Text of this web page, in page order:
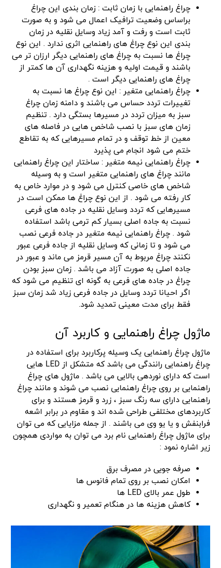
چراغ راهنمایی با زمان ثابت : زمان بندی این چراغ
براساس وضعیت ترافیک اعمال می شود و به صورت
ثابت است و رفت و آمد زیاد وسایل نقلیه در زمان
بندی این نوع چراغ های راهنمایی اثری ندارد . این نوع
چراغ ها نسبت به چراغ های راهنمایی دیگر ارزان تر می
باشند و قیمت اولیه و هزینه نگهداری آن ها کمتر از
چراغ های راهنمایی دیگر است .
چراغ راهنمایی متغیر : این نوع چراغ ها نسبت به
تغییرات تردد حساس می باشند و دامنه زمان چراغ
سبز به میزان تردد در مسیرها بستگی دارد . تنظیم
زمان های سبز با نصب شاخص هایی در فاصله های
معین از خط توقف و در تمام مسیرهایی که به تقاطع
ختم می شود انجام می پذیرد
چراغ راهنمایی نیمه متغیر : ساختار این چراغ راهنمایی
مانند چراغ های راهنمایی متغیر است و به وسیله
شاخص های خاصی کنترل می شود و در موارد خاص به
کار رفته می شود . از این نوع چراغ ها ممکن است در
مسیرهایی که تردد وسایل نقلیه در جاده های فرعی
نسبت به جاده اصلی بسیار کم ترمی باشد استفاده
شود . چراغ راهنمایی نیمه متغیر در جاده فرعی نصب
می شود و تا زمانی که وسایل نقلیه از جاده فرعی عبور
نکنند چراغ مربوط به آن مسیر قرمز می ماند و عبور در
جاده اصلی به صورت آزاد می باشد . زمان سبز بودن
چراغ در جاده های فرعی به گونه ای تنظیم می شود که
اگر احیانا تردد وسایل در جاده فرعی زیاد شد زمان سبز
فقط برای مدت معینی تمدید شود.
ماژول چراغ راهنمایی و کاربرد آن
ماژول چراغ راهنمایی یک وسیله پرکاربرد برای استفاده در
چراغ راهنمایی رانندگی می باشد که متشکل از LED هایی
است که دارای نوردهی بالایی می باشد . ماژول های چراغ
راهنمایی بر روی چراغ راهنمایی نصب می شوند و مانند چراغ
راهنمایی دارای سه رنگ سبز ، زرد و قرمز هستند و برای
کاربردهای مختلفی طراحی شده اند و مقاوم در برابر اشعه
فرابنفش و یا یو وی می باشند . از جمله مزایایی که می توان
برای ماژول چراغ راهنمایی نام برد می توان به مواردی همچون
زیر اشاره نمود :
صرفه جویی در مصرف برق
امکان نصب بر روی تمام فانوس ها
طول عمر بالای LED ها
کاهش هزینه ها در هنگام تعمیر و نگهداری